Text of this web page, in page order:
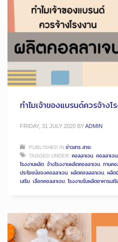
ทำไมเจ้าของแบรนด์ควรจ้าง
FRIDAY, 31 JULY 2020 BYADMIN
PUBLISHED INข่าวสาร สาระ
TAGGED UNDER: คอลลาเจน, คอลลาเจ
โรงงานผลิต, จ้างโรงงานผลิตคอลลาเจน, ทานคอ
ประโยชน์ของคอลลาเจน, ผลิตคอลลลาเจน, ผลิต
เสริม, เลือกคอลลาเจน, โรงงานรับผลิตอาหารเส